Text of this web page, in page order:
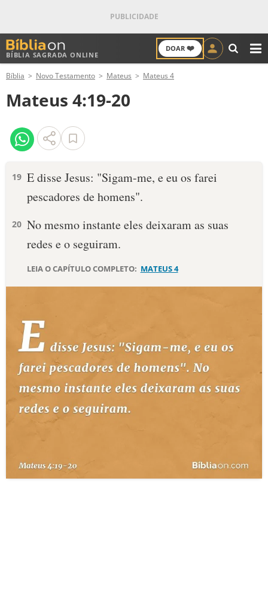
BÍBLIA SAGRADA ONLINE
DOAR ❤️
ANTIGO TESTAMENTO
NOVO TESTAMENTO
VERSÍCULOS
PALAVRA DO DIA
SALMO DO DIA
10 MANDAMENTOS
ESTUDOS BÍBLICOS
ESBOÇOS DE PREGAÇÃO
PERGUNTE À BÍBLIA IA
QUEM SOMOS
Bíblia Novo Testamento Mateus Mateus 4
Mateus 4:19-20
19 E disse Jesus: "Sigam-me, e eu os farei
pescadores de homens".
20 No mesmo instante eles deixaram as suas
redes e o seguiram.
LEIA O CAPÍTULO COMPLETO: MATEUS 4